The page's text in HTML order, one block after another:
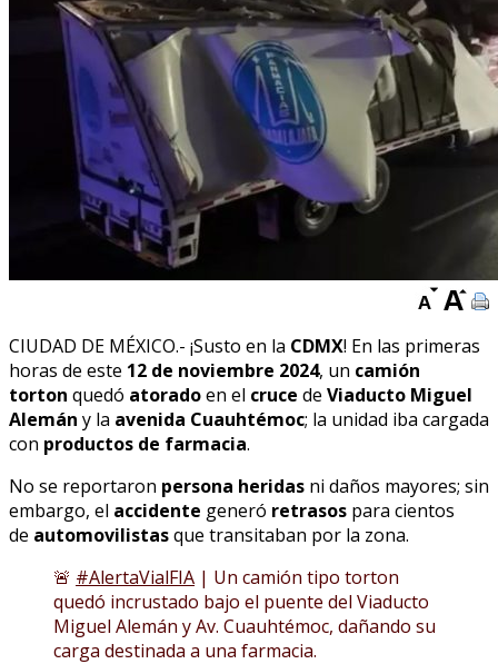
CIUDAD DE MÉXICO.- ¡Susto en la CDMX! En las primeras
horas de este 12 de noviembre 2024, un camión
torton quedó atoradoen el cruce de Viaducto Miguel
Alemán y la avenida Cuauhtémoc; la unidad iba cargada
con productos de farmacia.
No se reportaron persona heridas ni daños mayores; sin
embargo, el accidente generó retrasos para cientos
de automovilistasque transitaban por la zona.
🚨 #AlertaVialFIA | Un camión tipo torton
quedó incrustado bajo el puente del Viaducto
Miguel Alemán y Av. Cuauhtémoc, dañando su
carga destinada a una farmacia.